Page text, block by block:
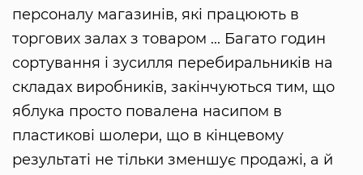
персоналу магазинів, які працюють в
торгових залах з товаром ... Багато годин
сортування і зусилля перебиральників на
складах виробників, закінчуються тим, що
яблука просто повалена насипом в
пластикові шолери, що в кінцевому
результаті не тільки зменшує продажі, а й